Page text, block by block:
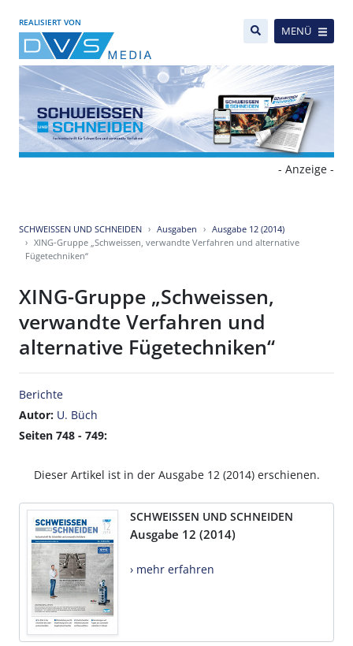
REALISIERT VON
MENÜ
- Anzeige -
SCHWEISSEN UND SCHNEIDEN Ausgaben
Ausgabe 12 (2014)
XING-Gruppe „Schweissen, verwandte Verfahren und alternative
Fügetechniken“
XING-Gruppe „Schweissen,
verwandte Verfahren und
alternative Fügetechniken“
Berichte
Autor: U. Büch
Seiten 748 - 749:
Dieser Artikel ist in der Ausgabe 12 (2014) erschienen.
SCHWEISSEN UND SCHNEIDEN
Ausgabe 12 (2014)
› mehr erfahren